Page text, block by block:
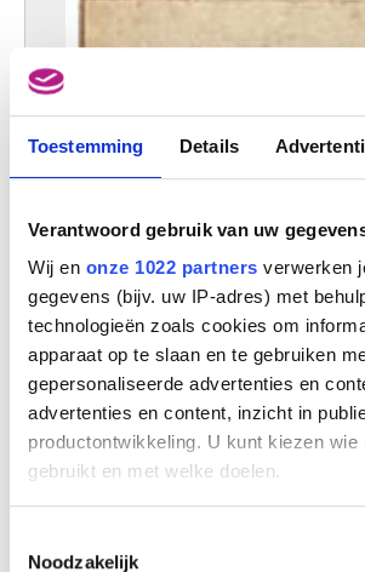
Toestemming Details
Verantwoord gebruik van uw
Wij en onze 1022 partners verwerken
gegevens (bijv. uw IP-adres) met
technologieën zoals cookies om
apparaat op te slaan en te gebruiken
gepersonaliseerde advertenties en
advertenties en content, inzicht in
productontwikkeling. U kunt kiezen wie
gebruikt en met welke doelen.
Informatie verzamelen over uw
Noodzakelijk